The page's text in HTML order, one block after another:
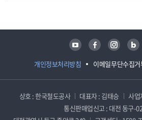
개인정보처리방침 이메일무단수집거
유튜브 페이스북 인스타그램 블로그
상호 : 한국철도공사 대표자 : 김태승
사업
통신판매업신고 : 대전 동구-